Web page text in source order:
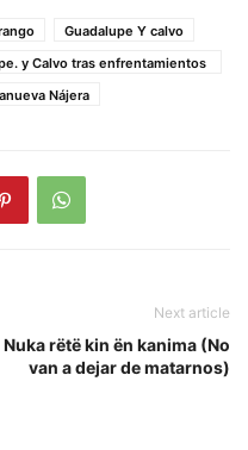
Guadalupe Y calvo
y Calvo tras enfrentamientos
Nájera
Next article
Nuka rëtë kin ën kanima (No
van a dejar de matarnos)